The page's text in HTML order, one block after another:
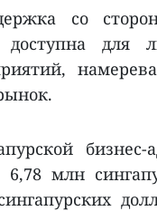
со
для
6,78 млн